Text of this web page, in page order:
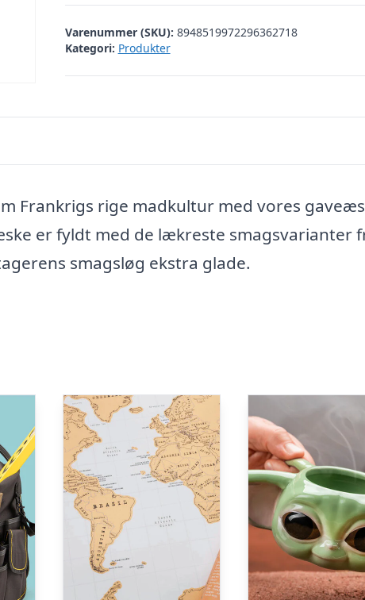
Varenummer (SKU): 8948519972296362718
Kategori: Produkter
Frankrigs rige madkultur med vores
er fyldt med de lækreste smagsvarianter
smagsløg ekstra glade.